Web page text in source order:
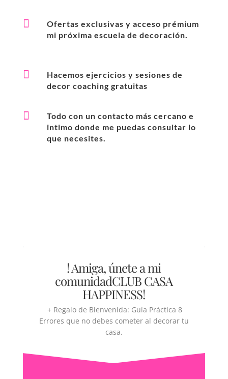

Ofertas exclusivas y acceso prémium
mi próxima escuela de decoración.

Hacemos ejercicios y sesiones de
decor coaching gratuitas

Todo con un contacto más cercano e
intimo donde me puedas consultar lo
que necesites.
! Amiga, únete a mi
comunidadCLUB CASA
HAPPINESS!
+ Regalo de Bienvenida: Guía Práctica 8
Errores que no debes cometer al decorar tu
casa.